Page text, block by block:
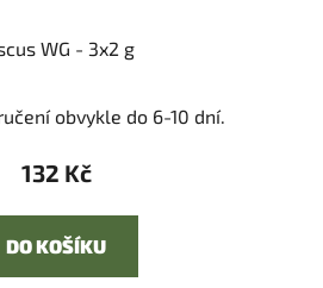
WG - 3x2 g
obvykle do 6-10 dní.
132 Kč
DO KOŠÍKU